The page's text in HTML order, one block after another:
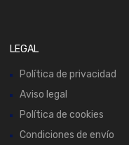
LEGAL
Política de privacidad
Aviso legal
Política de cookies
Condiciones de envío